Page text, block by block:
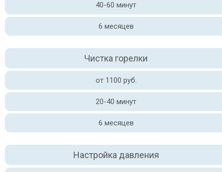
40-60 минут
6 месяцев
Чистка горелки
от 1100 руб.
20-40 минут
6 месяцев
Настройка давления